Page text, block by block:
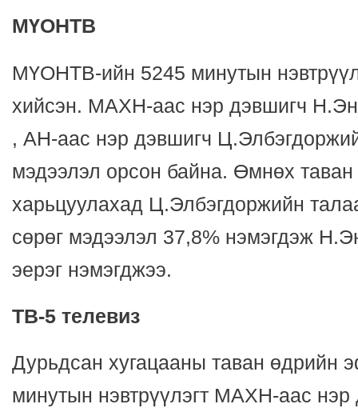
МҮОНТВ
МҮОНТВ-ийн 5245 минутын
хийсэн. МАХН-аас нэр дэвшигч
, АН-аас нэр дэвшигч
мэдээлэл орсон байна. Өмнөх таван
харьцуулахад Ц.Элбэгдоржийн
сөрөг мэдээлэл 37,8% нэмэгдэж
эерэг нэмэгджээ.
ТВ-5 телевиз
Дурьдсан хугацааны таван өдрийн
минутын нэвтрүүлэгт МАХН-аас нэр